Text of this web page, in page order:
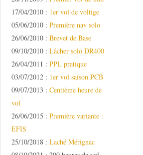
17/04/2010 : 1er vol de voltige
05/06/2010 : Première nav solo
26/06/2010 : Brevet de Base
09/10/2010 : Lâcher solo DR400
26/04/2011 : PPL pratique
03/07/2012 : 1er vol saison PCB
09/07/2013 : Centième heure de
vol
26/06/2015 : Première variante :
EFIS
25/10/2018 : Laché Mérignac